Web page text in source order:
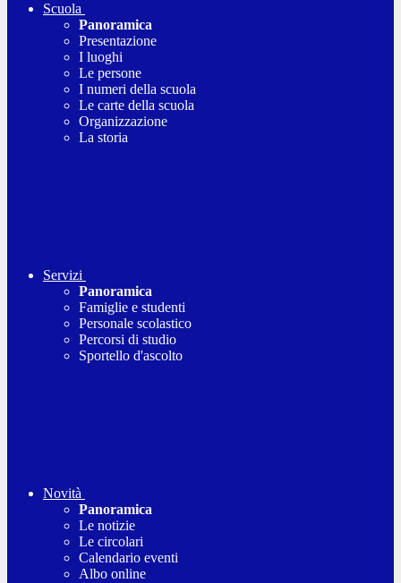
Scuola
Panoramica
Presentazione
I luoghi
Le persone
I numeri della scuola
Le carte della scuola
Organizzazione
La storia
Servizi
Panoramica
Famiglie e studenti
Personale scolastico
Percorsi di studio
Sportello d'ascolto
Novità
Panoramica
Le notizie
Le circolari
Calendario eventi
Albo online